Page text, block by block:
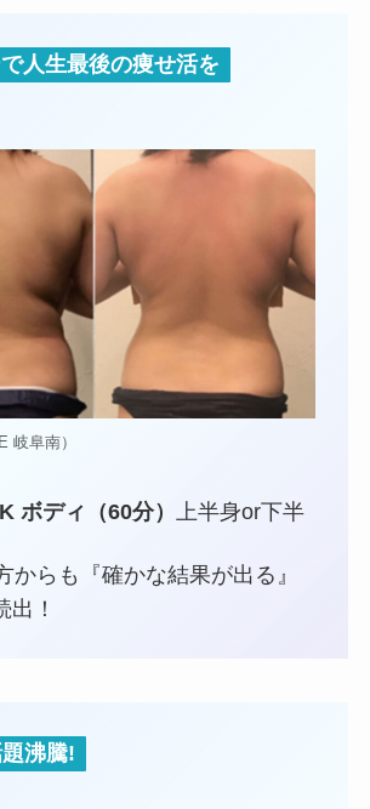
人生最後の痩せ活を
岐阜南）
ボディ（60分） 上半身or下半
からも『確かな結果が出る』
出！
沸騰!